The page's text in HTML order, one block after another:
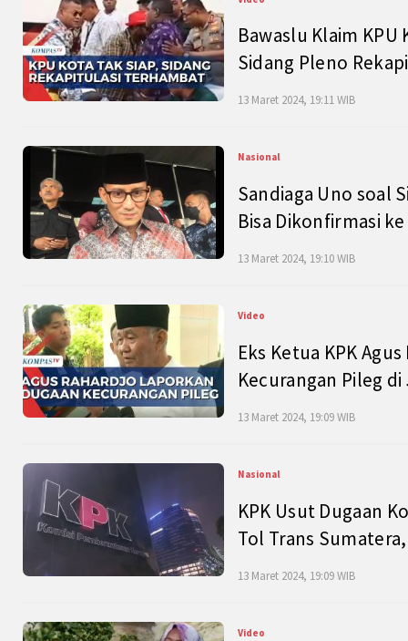
Bawaslu Klaim
Sidang Pleno
13 Maret 2024, 19:11 WIB
Nasional
Sandiaga Uno soal
Bisa Dikonfirmasi
13 Maret 2024, 19:10 WIB
Video
Eks Ketua KPK
Kecurangan Pileg
13 Maret 2024, 19:09 WIB
Nasional
KPK Usut Dugaan
Tol Trans
13 Maret 2024, 19:09 WIB
Video